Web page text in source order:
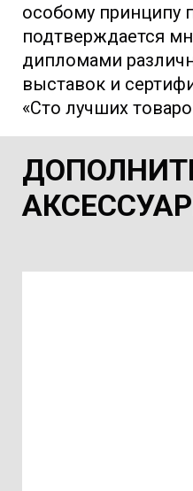
особому принципу
подтверждается
дипломами
выставок и
«Сто лучших